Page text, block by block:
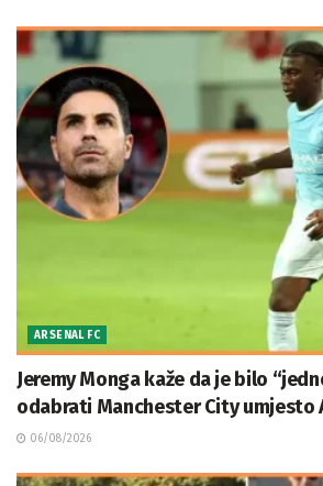
ARSENAL FC
Jeremy Monga kaže da je bilo
odabrati Manchester City umjesto
06/08/2026